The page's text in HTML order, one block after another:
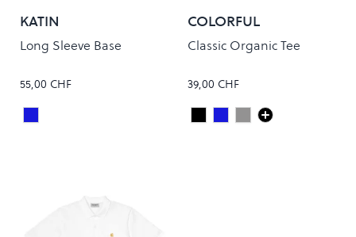
KATIN
Long Sleeve Base
55,00 CHF
Colour
Steel Blue Mineral
COLORFUL
STANDARD
Classic Organic Tee
39,00 CHF
Colour
Deep Black
Steel Blue
FADED GREY